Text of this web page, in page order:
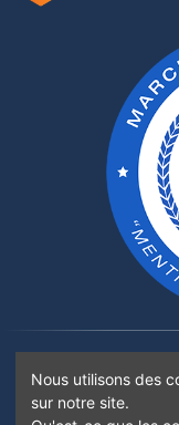
Nous utilisons des
sur notre site.